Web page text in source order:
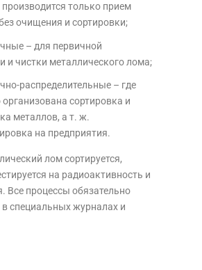
только прием
очищения и сортировки;
– для первичной
и чистки металлического лома;
распределительные – где
сортировка и
металлов, а т. ж.
на предприятия.
лом сортируется,
на радиоактивность и
Все процессы обязательно
специальных журналах и